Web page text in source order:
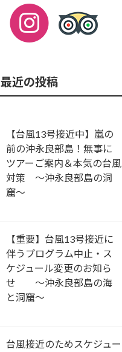
最近の投稿
【台風13号接近中】嵐の
前の沖永良部島！無事に
ツアーご案内＆本気の台風
対策 ～沖永良部島の洞
窟～
【重要】台風13号接近に
伴うプログラム中止・ス
ケジュール変更のお知ら
せ ～沖永良部島の海
と洞窟～
台風接近のためスケジュー